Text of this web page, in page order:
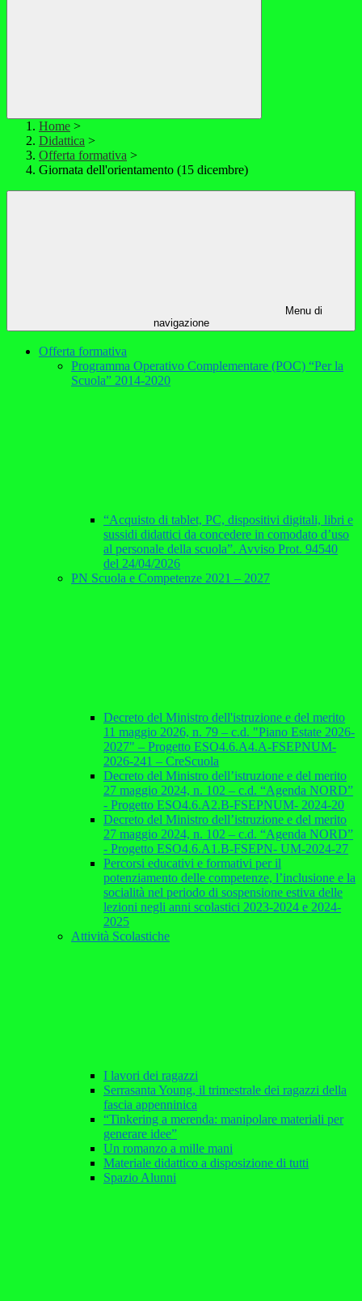
Home >
Didattica >
Offerta formativa >
Giornata dell'orientamento (15 dicembre)
Menu di
navigazione
Offerta formativa
Programma Operativo Complementare (POC) “Per la
Scuola” 2014-2020
“Acquisto di tablet, PC, dispositivi digitali, libri e
sussidi didattici da concedere in comodato d’uso
al personale della scuola”. Avviso Prot. 94540
del 24/04/2026
PN Scuola e Competenze 2021 – 2027
Decreto del Ministro dell'istruzione e del merito
11 maggio 2026, n. 79 – c.d. "Piano Estate 2026-
2027" – Progetto ESO4.6.A4.A-FSEPNUM-
2026-241 – CreScuola
Decreto del Ministro dell’istruzione e del merito
27 maggio 2024, n. 102 – c.d. “Agenda NORD”
- Progetto ESO4.6.A2.B-FSEPNUM- 2024-20
Decreto del Ministro dell’istruzione e del merito
27 maggio 2024, n. 102 – c.d. “Agenda NORD”
- Progetto ESO4.6.A1.B-FSEPN- UM-2024-27
Percorsi educativi e formativi per il
potenziamento delle competenze, l’inclusione e la
socialità nel periodo di sospensione estiva delle
lezioni negli anni scolastici 2023-2024 e 2024-
2025
Attività Scolastiche
I lavori dei ragazzi
Serrasanta Young, il trimestrale dei ragazzi della
fascia appenninica
“Tinkering a merenda: manipolare materiali per
generare idee”
Un romanzo a mille mani
Materiale didattico a disposizione di tutti
Spazio Alunni